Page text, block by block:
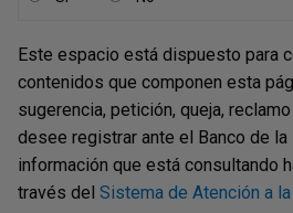
vías de acceso. Así mismo, la
de buscar inversionistas
aportar capital, transfieran
dedicados a la actividad.
Este espacio está dispuesto para
contenidos que componen esta
sugerencia, petición, queja,
desee registrar ante el Banco de la
información que está consultando
través del Sistema de Atención a